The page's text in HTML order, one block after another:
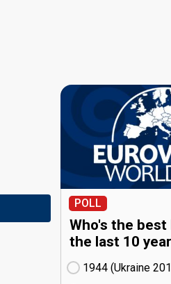
POLL
Who's the best
the last 10
1944 (Ukraine